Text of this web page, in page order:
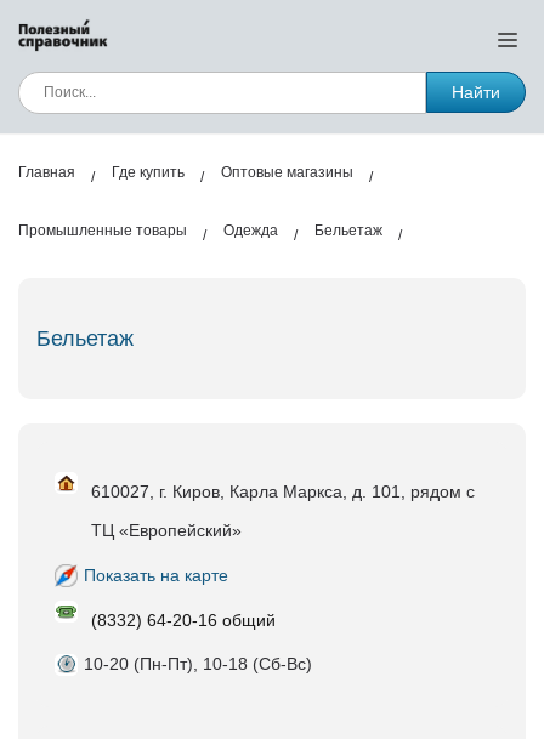
Найти
Главная Где купить Оптовые магазины
Промышленные товары Одежда Бельетаж
Бельетаж
610027, г. Киров, Карла Маркса, д. 101, рядом с
ТЦ «Европейский»
Показать на карте
(8332) 64-20-16 общий
10-20 (Пн-Пт), 10-18 (Сб-Вс)